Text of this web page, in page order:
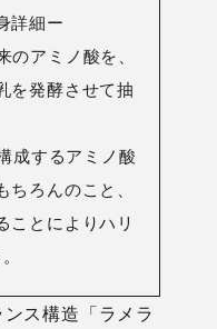
詳細ー
のアミノ酸を、
を発酵させて抽
成するアミノ酸
ちろんのこと、
ことによりハリ
ス構造「ラメラ